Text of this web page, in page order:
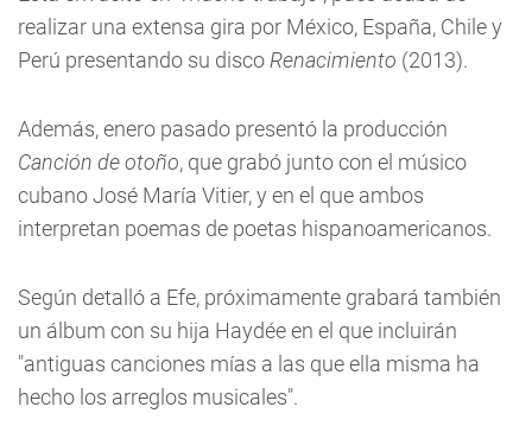
realizar una extensa gira por México, España, Chile y
Perú presentando su discoRenacimiento (2013).
Además, enero pasado presentó la producción
Canción de otoño, que grabó junto con el músico
cubano José María Vitier, y en el que ambos
interpretan poemas de poetas hispanoamericanos.
Según detalló a Efe, próximamente grabará también
un álbum con su hija Haydée en el que incluirán
"antiguas canciones mías a las que ella misma ha
hecho los arreglos musicales".